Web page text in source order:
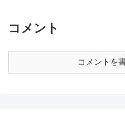
コメント
コメントを